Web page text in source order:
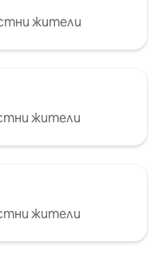
жители
жители
жители